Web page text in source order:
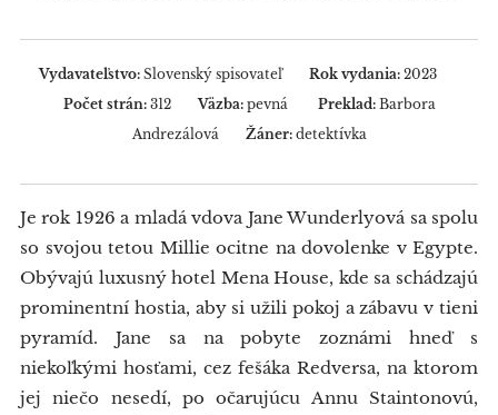
Vydavateľstvo:Slovenský spisovateľ Rok vydania:2023
Počet strán: 312Väzba:pevná Preklad: Barbora
Andrezálová Žáner: detektívka
Je rok 1926 a mladá vdova Jane Wunderlyová sa spolu
so svojou tetou Millie ocitne na dovolenke v Egypte.
Obývajú luxusný hotel Mena House, kde sa schádzajú
prominentní hostia, aby si užili pokoj a zábavu v tieni
pyramíd. Jane sa na pobyte zoznámi hneď s
niekoľkými hosťami, cez fešáka Redversa, na ktorom
jej niečo nesedí, po očarujúcu Annu Staintonovú,